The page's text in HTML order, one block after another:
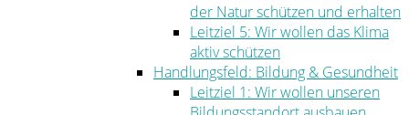
der Natur schützen und erhalten
Leitziel 5: Wir wollen das Klima
aktiv schützen
Handlungsfeld: Bildung & Gesundheit
Leitziel 1: Wir wollen unseren